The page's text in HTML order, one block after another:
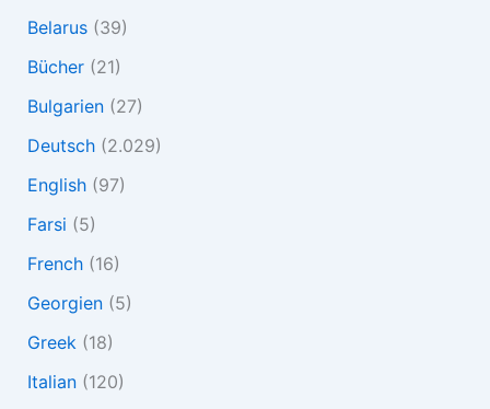
Belarus(39)
Bücher(21)
Bulgarien(27)
Deutsch(2.029)
English(97)
Farsi (5)
French(16)
Georgien(5)
Greek (18)
Italian(120)